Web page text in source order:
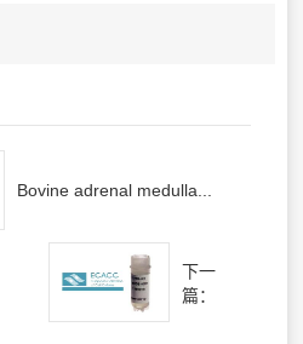
Bovine adrenal medulla...
下一
篇：